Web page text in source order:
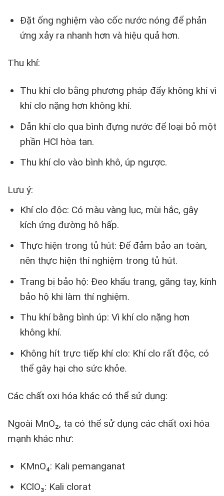
Đặt ống nghiệm vào cốc nước nóng để phản
ứng xảy ra nhanh hơn và hiệu quả hơn.
Thu khí:
Thu khí clo bằng phương pháp đẩy không khí vì
khí clo nặng hơn không khí.
Dẫn khí clo qua bình đựng nước để loại bỏ một
phần HCl hòa tan.
Thu khí clo vào bình khô, úp ngược.
Lưu ý:
Khí clo độc: Có màu vàng lục, mùi hắc, gây
kích ứng đường hô hấp.
Thực hiện trong tủ hút: Để đảm bảo an toàn,
nên thực hiện thí nghiệm trong tủ hút.
Trang bị bảo hộ: Đeo khẩu trang, găng tay, kính
bảo hộ khi làm thí nghiệm.
Thu khí bằng bình úp: Vì khí clo nặng hơn
không khí.
Không hít trực tiếp khí clo: Khí clo rất độc, có
thể gây hại cho sức khỏe.
Các chất oxi hóa khác có thể sử dụng:
Ngoài MnO₂, ta có thể sử dụng các chất oxi hóa
mạnh khác như:
KMnO₄: Kali pemanganat
KClO₃: Kali clorat